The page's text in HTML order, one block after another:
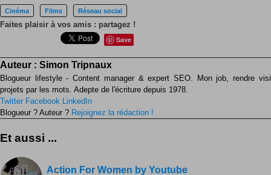
Cinéma Films Réseau social
Faites plaisir à vos amis : partagez !
Save
Auteur : Simon Tripnaux
Blogueur lifestyle - Content manager & expert SEO. Mon job, rendre
projets par les mots. Adepte de l'écriture depuis 1978.
Twitter Facebook LinkedIn
Blogueur ? Auteur ? Rejoignez la rédaction !
Et aussi ...
Action For Women by Youtube